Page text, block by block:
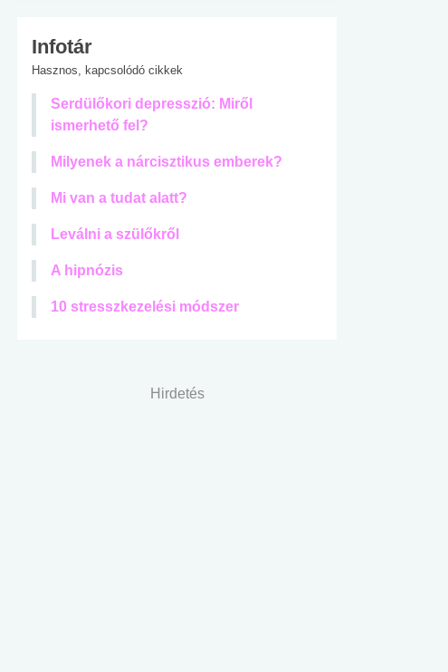
Infotár
Hasznos, kapcsolódó cikkek
Serdülőkori depresszió: Miről
ismerhető fel?
Milyenek a nárcisztikus emberek?
Mi van a tudat alatt?
Leválni a szülőkről
A hipnózis
10 stresszkezelési módszer
Hirdetés